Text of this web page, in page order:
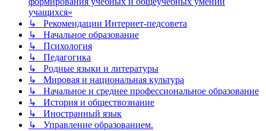
учащихся»
↳ Рекомендации Интернет-педсовета
↳ Начальное образование
↳ Психология
↳ Педагогика
↳ Родные языки и литературы
↳ Мировая и национальная культура
↳ Начальное и среднее профессиональное образование
↳ История и обществознание
↳ Иностранный язык
↳ Управление образованием.